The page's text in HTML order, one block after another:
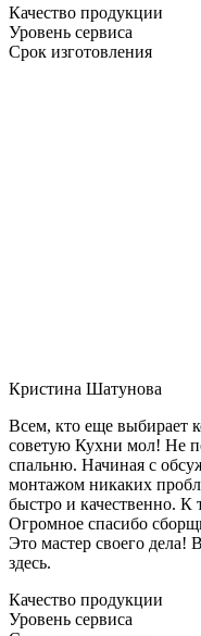
Качество продукции
Уровень сервиса
Срок изготовления
Кристина Шатунова
Всем, кто еще выбирает
советую Кухни мол! Не
спальню. Начиная с
монтажом никаких
быстро и качественно.
Огромное спасибо
Это мастер своего дела!
здесь.
Качество продукции
Уровень сервиса